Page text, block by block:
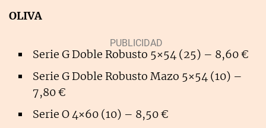
OLIVA
Serie G Doble Robusto 5×54 (25) – 8,60 €
Serie G Doble Robusto Mazo 5×54 (10) –
7,80 €
Serie O 4×60 (10) – 8,50 €